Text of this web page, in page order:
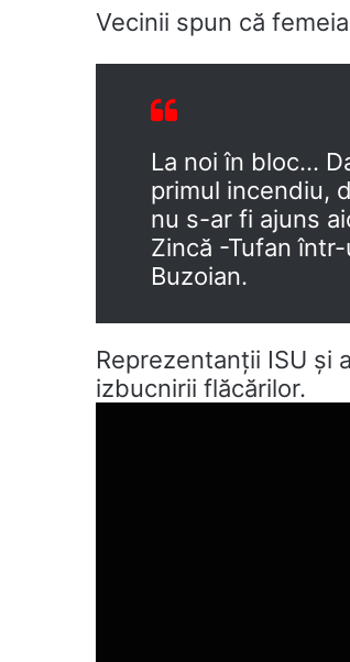
Vecinii spun că
La noi în bloc…
primul incendiu,
nu s-ar fi ajuns
Zincă -Tufan
Buzoian.
Reprezentanții ISU și
izbucnirii flăcărilor.